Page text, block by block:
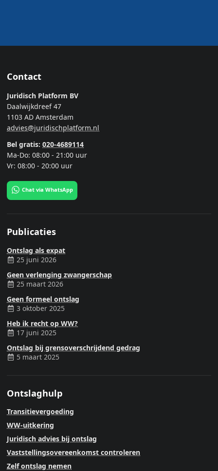
Contact
Juridisch Platform BV
Daalwijkdreef 47
1103 AD Amsterdam
advies@juridischplatform.nl
Bel gratis: 020-4689114
Ma-Do: 08:00 - 21:00 uur
Vr: 08:00 - 20:00 uur
Chat via WhatsApp
Publicaties
Ontslag als expat
25 juni 2026
Geen verlenging zwangerschap
25 maart 2026
Geen formeel ontslag
3 oktober 2025
Heb ik recht op WW?
17 juni 2025
Ontslag bij grensoverschrijdend gedrag
5 maart 2025
Ontslaghulp
Transitievergoeding
WW-uitkering
Juridisch advies bij ontslag
Vaststellingsovereenkomst controleren
Zelf ontslag nemen